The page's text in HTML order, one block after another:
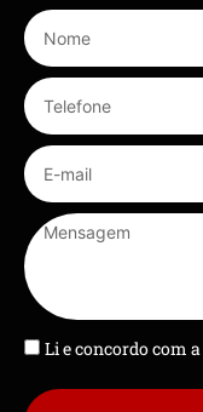
Li e concordo com a